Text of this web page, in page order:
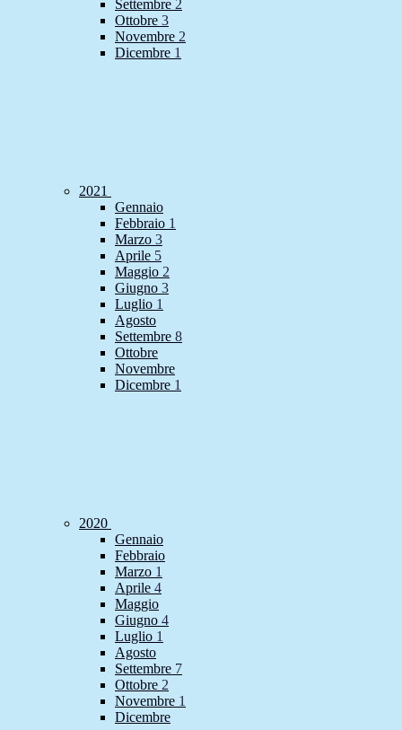
Settembre 2
Ottobre 3
Novembre 2
Dicembre 1
2021
Gennaio
Febbraio 1
Marzo 3
Aprile 5
Maggio 2
Giugno 3
Luglio 1
Agosto
Settembre 8
Ottobre
Novembre
Dicembre 1
2020
Gennaio
Febbraio
Marzo 1
Aprile 4
Maggio
Giugno 4
Luglio 1
Agosto
Settembre 7
Ottobre 2
Novembre 1
Dicembre